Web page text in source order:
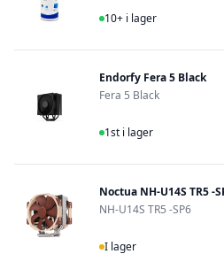
I Lager
10+ i lager
Endorfy Fera 5 Black
Fera 5 Black
I Lager
1st i lager
Noctua NH-U14S TR5 -
NH-U14S TR5 -SP6
I Lager
I lager